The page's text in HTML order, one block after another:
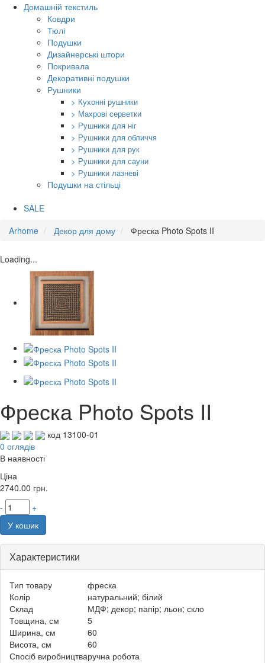
Домашній текстиль
Ковдри
Тюлі
Подушки
Дизайнерські штори
Покривала
Декоративні подушки
Рушники
> Кухонні рушники
> Махрові серветки
> Рушники для ніг
> Рушники для обличчя
> Рушники для рук
> Рушники для сауни
> Рушники лазневі
Подушки на стільці
SALE
Arhome
Декор для дому Фреска Photo Spots II
Loading...
Фреска Photo Spots II
код 13100-01
0 оглядів
В наявності
Ціна
2740.00 грн.
-
+
У кошик
Характеристики
Тип товару
фреска
Колір
натуральний; білий
Склад
МДФ; декор; папір; льон; скло
Товщина, см
5
Ширина, см
60
Висота, см
60
Спосіб виробництваручна робота